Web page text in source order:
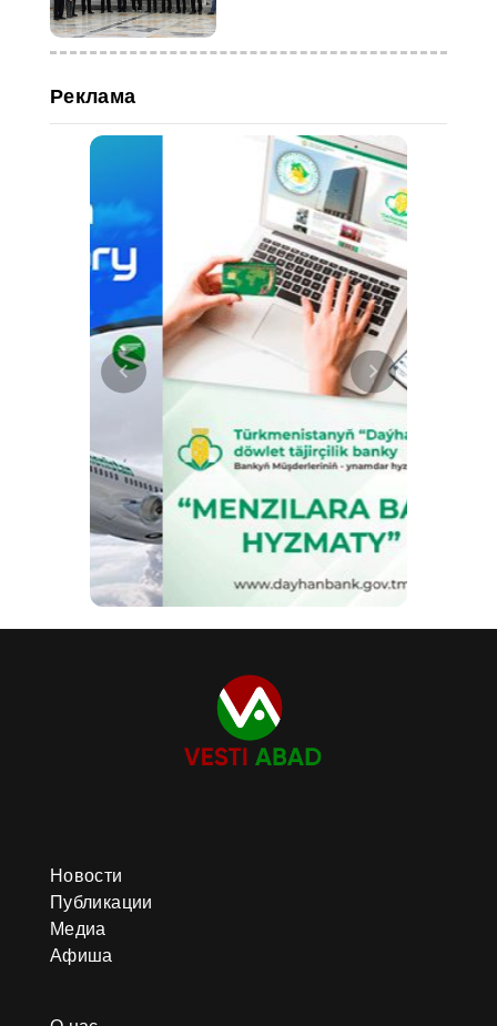
Реклама
Новости
Публикации
Медиа
Афиша